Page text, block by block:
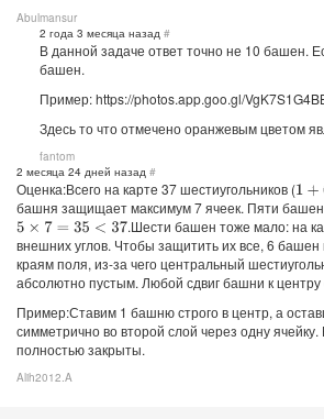
Abulmansur
2 года 3 месяца назад #
В данной задаче ответ точно не 10 башен.
башен.
Пример: https://photos.app.goo.gl/
Здесь то что отмечено оранжевым цветом
fantom
2 месяца 24 дней назад #
Оценка:Всего на карте 37 шестиугольников (1 +6
башня защищает максимум 7 ячеек. Пяти башен
5 ×7 =35< 37
.Шести башен тоже мало: на
внешних углов. Чтобы защитить их все, 6 башен
краям поля, из-за чего центральный
абсолютно пустым. Любой сдвиг башни к центру
Пример:Ставим 1 башню строго в центр, а
симметрично во второй слой через одну
полностью закрыты.
Alih2012.A